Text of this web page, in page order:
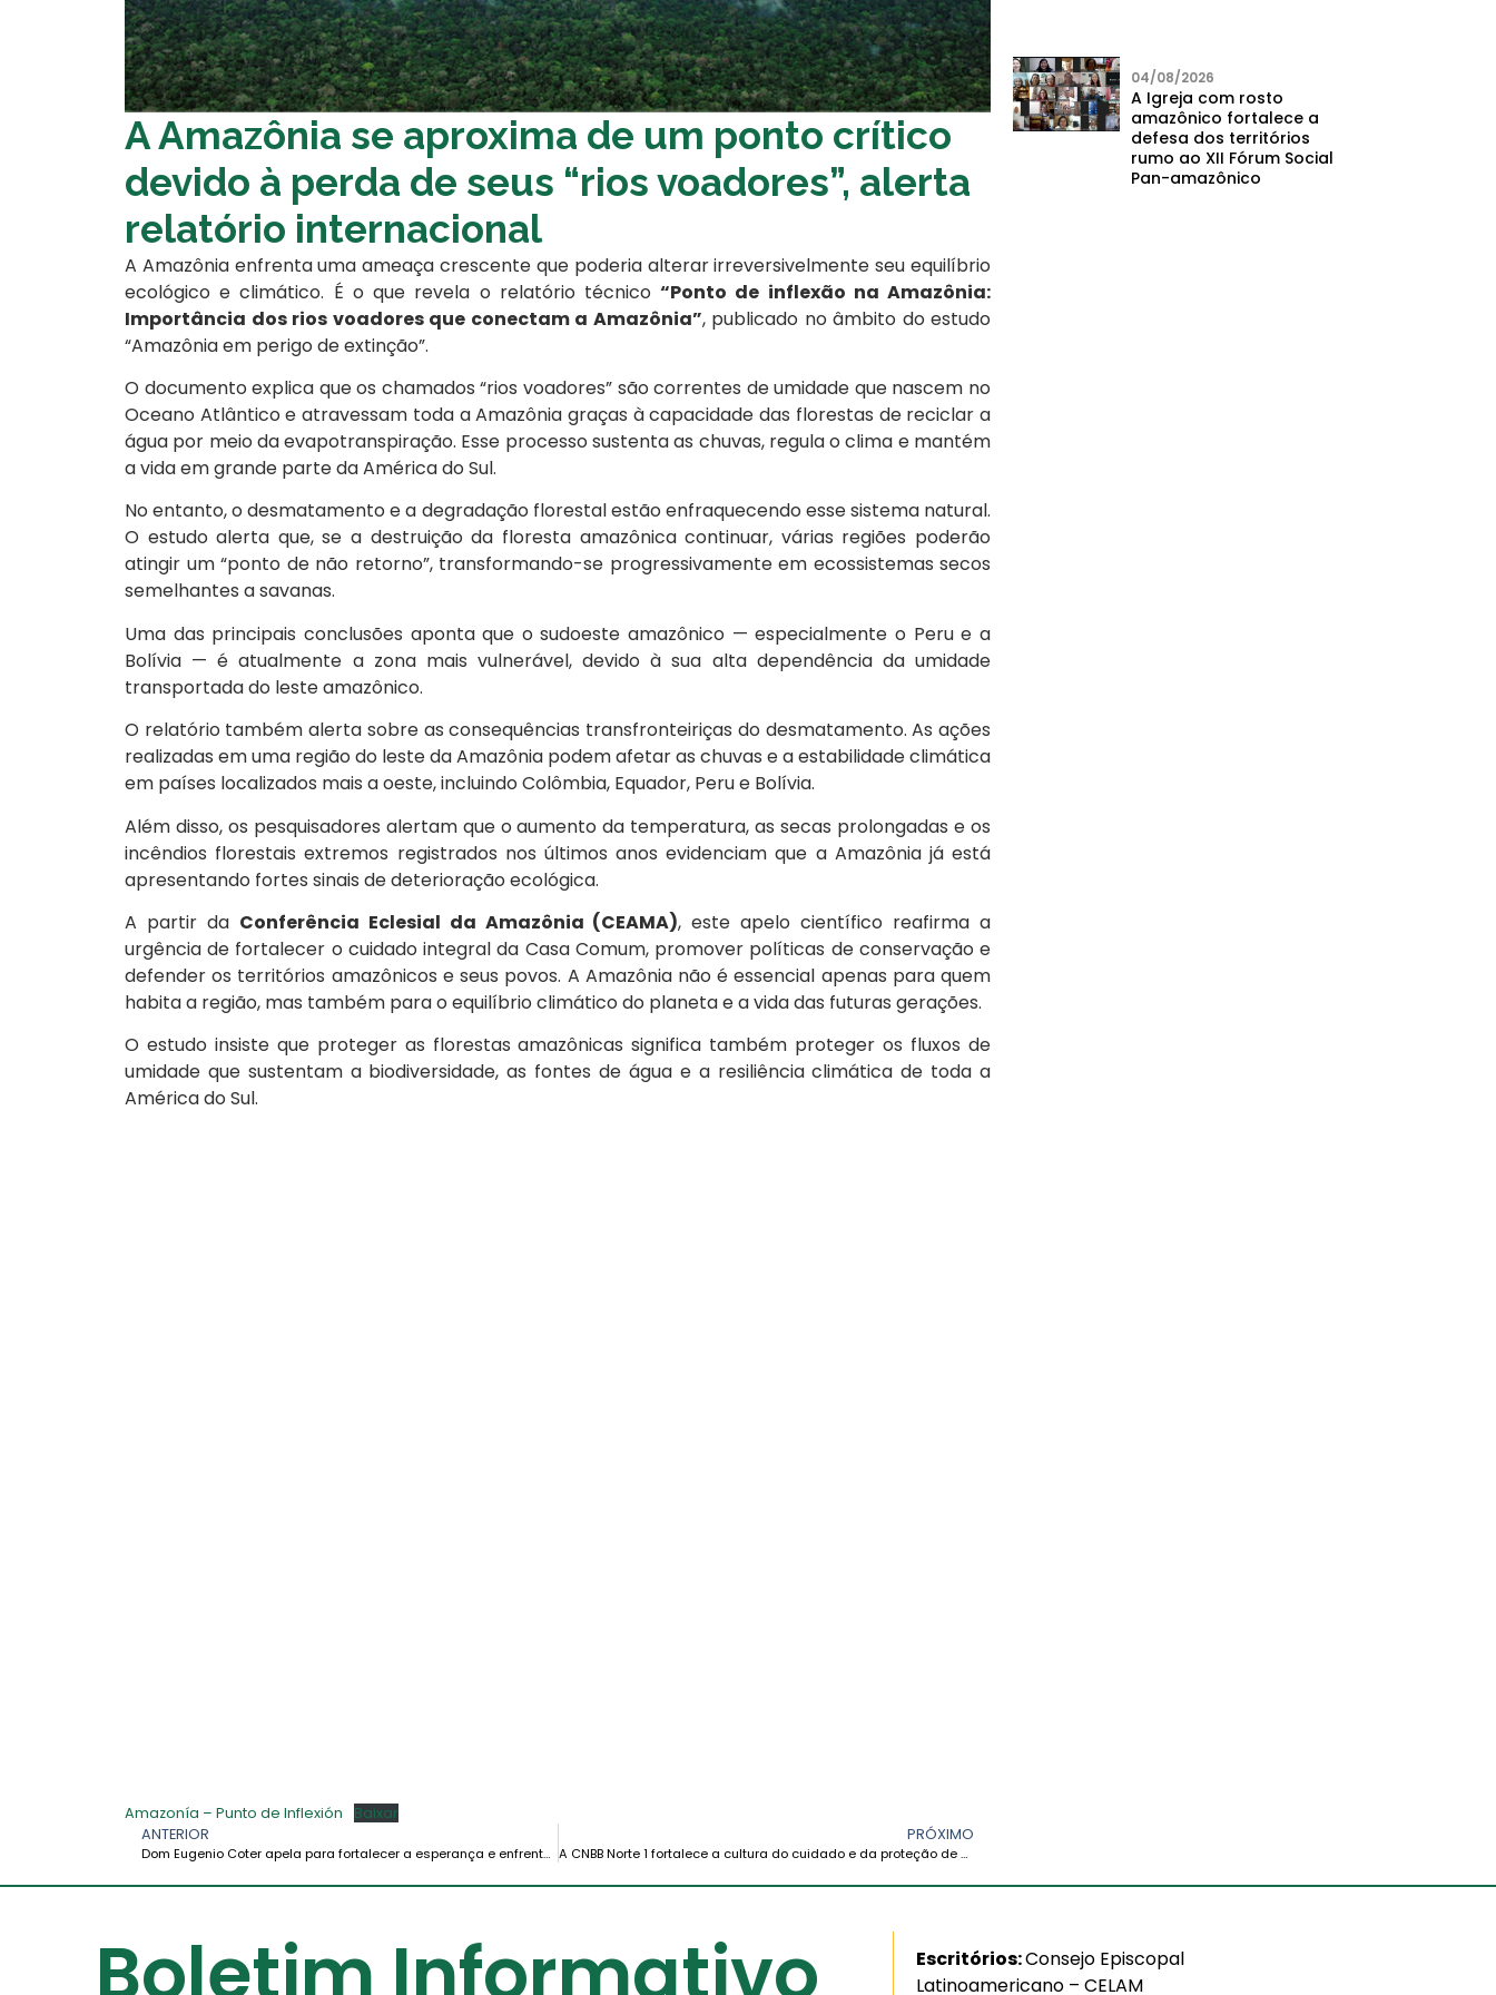
A Amazônia se aproxima de um ponto crítico
devido à perda de seus “rios voadores”, alerta
relatório internacional
A Amazônia enfrenta uma ameaça crescente que poderia alterar irreversivelmente seu equilíbrio
ecológico e climático. É o que revela o relatório técnico“Ponto de inflexão na Amazônia:
Importância dos rios voadores que conectam a Amazônia”, publicado no âmbito do estudo
“Amazônia em perigo de extinção”.
O documento explica que os chamados “rios voadores” são correntes de umidade que nascem no
Oceano Atlântico e atravessam toda a Amazônia graças à capacidade das florestas de reciclar a
água por meio da evapotranspiração. Esse processo sustenta as chuvas, regula o clima e mantém
a vida em grande parte da América do Sul.
No entanto, o desmatamento e a degradação florestal estão enfraquecendo esse sistema natural.
O estudo alerta que, se a destruição da floresta amazônica continuar, várias regiões poderão
atingir um “ponto de não retorno”, transformando-se progressivamente em ecossistemas secos
semelhantes a savanas.
Uma das principais conclusões aponta que o sudoeste amazônico — especialmente o Peru e a
Bolívia — é atualmente a zona mais vulnerável, devido à sua alta dependência da umidade
transportada do leste amazônico.
O relatório também alerta sobre as consequências transfronteiriças do desmatamento. As ações
realizadas em uma região do leste da Amazônia podem afetar as chuvas e a estabilidade climática
em países localizados mais a oeste, incluindo Colômbia, Equador, Peru e Bolívia.
Além disso, os pesquisadores alertam que o aumento da temperatura, as secas prolongadas e os
incêndios florestais extremos registrados nos últimos anos evidenciam que a Amazônia já está
apresentando fortes sinais de deterioração ecológica.
A partir da Conferência Eclesial da Amazônia (CEAMA), este apelo científico reafirma a
urgência de fortalecer o cuidado integral da Casa Comum, promover políticas de conservação e
defender os territórios amazônicos e seus povos. A Amazônia não é essencial apenas para quem
habita a região, mas também para o equilíbrio climático do planeta e a vida das futuras gerações.
O estudo insiste que proteger as florestas amazônicas significa também proteger os fluxos de
umidade que sustentam a biodiversidade, as fontes de água e a resiliência climática de toda a
América do Sul.
Amazonía – Punto de Inflexión
Baixar
ANTERIOR
Dom Eugenio Coter apela para fortalecer a esperança e enfrentar a crise social na Bolívia a partir da realidade amazônica
PRÓXIMO
A CNBB Norte 1 fortalece a cultura do cuidado e da proteção de crianças, adolescentes e adultos vulneráveis
04/08/2026
A Igreja com rosto
amazônico fortalece a
defesa dos territórios
rumo ao XII Fórum Social
Pan-amazônico
Boletim Informativo Escritórios:Consejo Episcopal
Latinoamericano – CELAM